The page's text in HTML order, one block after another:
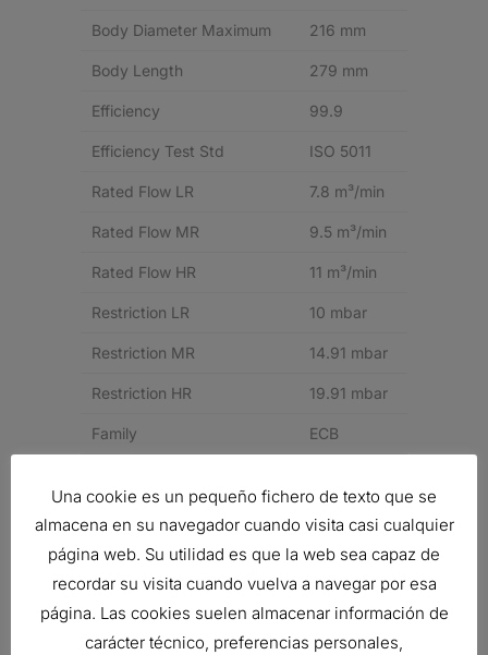
Body Diameter Maximum 216 mm
Body Length 279 mm
Efficiency 99.9
Efficiency Test Std ISO 5011
Rated Flow LR 7.8 m³/min
Rated Flow MR 9.5 m³/min
Rated Flow HR 11 m³/min
Restriction LR 10 mbar
Restriction MR 14.91 mbar
Restriction HR 19.91 mbar
Family ECB
Brand DuraLite™
Media Type Cellulose
Price Type F
Una cookie es un pequeño fichero de texto que se
almacena en su navegador cuando visita casi cualquier
página web. Su utilidad es que la web sea capaz de
recordar su visita cuando vuelva a navegar por esa
página. Las cookies suelen almacenar información de
carácter técnico, preferencias personales,